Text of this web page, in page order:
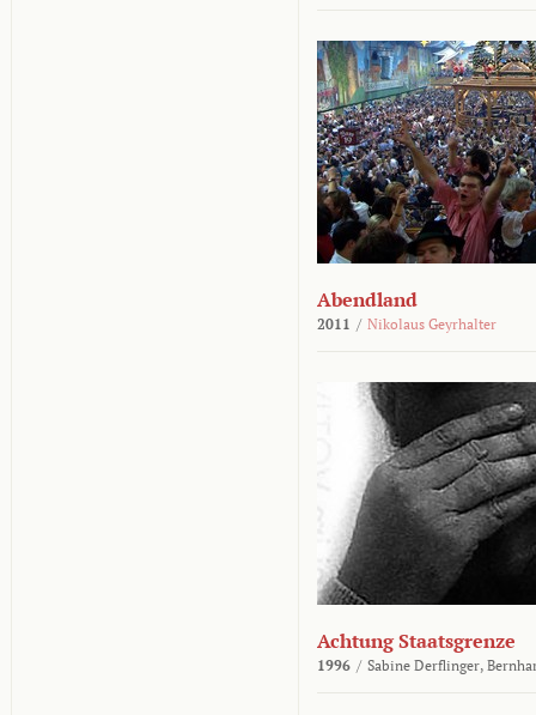
Abendland
2011 / Nikolaus Geyrhalter
Achtung Staatsgrenze
1996 / Sabine Derflinger,